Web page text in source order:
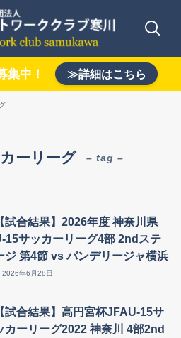
集中！ ≫詳細はこちら
ーリーグ – tag –
【試合結果】2026年度 神奈川県
15サッカーリーグ4部 2ndステ
ジ 第4節 vs バンデリージャ横浜
2026年6月28日
【試合結果】高円宮杯JFAU-15サ
カーリーグ2022 神奈川 4部2nd